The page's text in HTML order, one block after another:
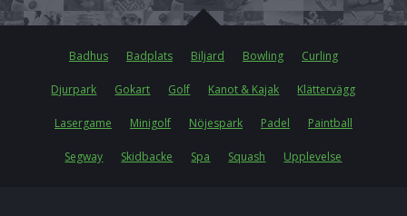
Badhus Badplats Biljard Bowling Curling
Djurpark Gokart Golf Kanot & Kajak Klättervägg
Lasergame Minigolf Nöjespark Padel Paintball
Segway Skidbacke Spa Squash Upplevelse